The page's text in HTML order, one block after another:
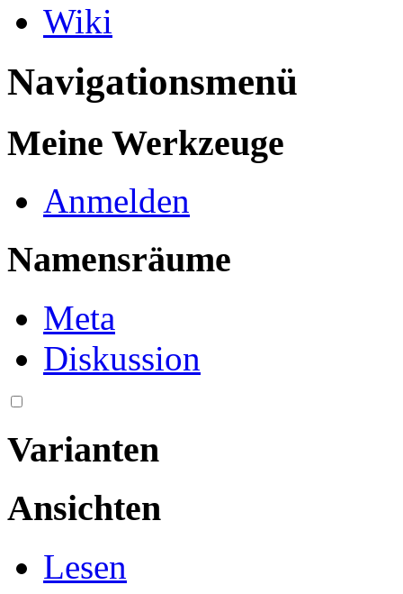
Wiki
Navigationsmenü
Meine Werkzeuge
Anmelden
Namensräume
Meta
Diskussion
Varianten
Ansichten
Lesen